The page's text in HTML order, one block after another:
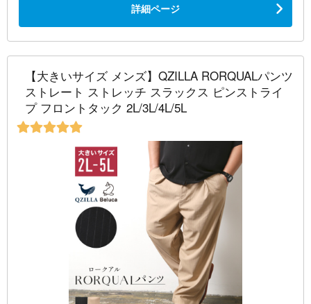
詳細ページ
【大きいサイズ メンズ】QZILLA RORQUALパンツ
ストレート ストレッチ スラックス ピンストライ
プ フロントタック 2L/3L/4L/5L